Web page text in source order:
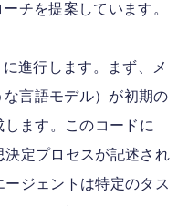
チを提案しています。
進行します。まず、メ
言語モデル）が初期の
ます。このコードに
決定プロセスが記述され
ジェントは特定のタス